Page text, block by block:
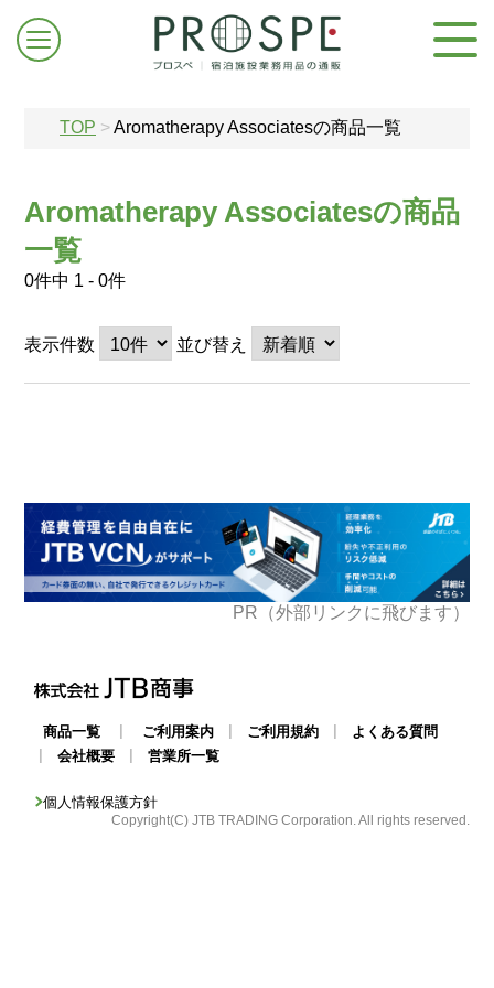
お問合せはこちら
TOP >Aromatherapy Associatesの商品一覧
Aromatherapy Associatesの商品
一覧
0件中 1 - 0件
表示件数 並び替え
PR（外部リンクに飛びます）
商品一覧 ご利用案内 ご利用規約
よくある質問
会社概要 営業所一覧
個人情報保護方針
Copyright(C) JTB TRADING Corporation. All rights reserved.